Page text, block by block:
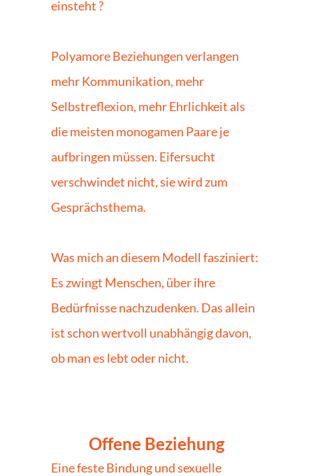
einsteht ?
Polyamore Beziehungen verlangen
mehr Kommunikation, mehr
Selbstreflexion, mehr Ehrlichkeit als
die meisten monogamen Paare je
aufbringen müssen. Eifersucht
verschwindet nicht, sie wird zum
Gesprächsthema.
Was mich an diesem Modell fasziniert:
Es zwingt Menschen, über ihre
Bedürfnisse nachzudenken. Das allein
ist schon wertvoll unabhängig davon,
ob man es lebt oder nicht.
Offene Beziehung
Eine feste Bindung und sexuelle